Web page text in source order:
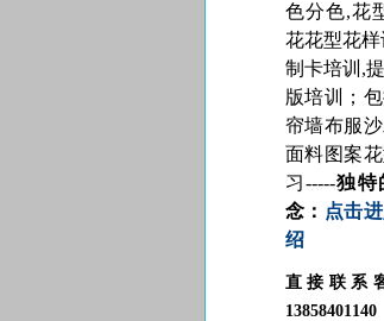
色分色,花
花花型花
制卡培训,
版培训；
帘墙布服
面料图案
习-----独特
念： 点击
绍
直接联系